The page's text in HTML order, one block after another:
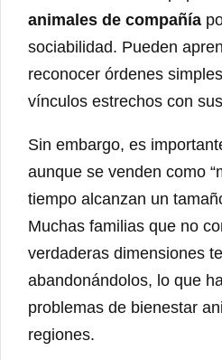
animales de compañía
sociabilidad. Pueden
reconocer órdenes
vínculos estrechos con
Sin embargo, es
aunque se venden como
tiempo alcanzan un
Muchas familias que no
verdaderas dimensiones
abandonándolos, lo que
problemas de bienestar
regiones.